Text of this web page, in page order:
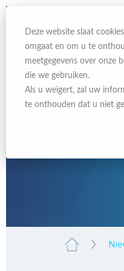
Deze website slaat
omgaat en om u te
meetgegevens over onze
die we gebruiken.
Als u weigert, zal uw
te onthouden dat u niet